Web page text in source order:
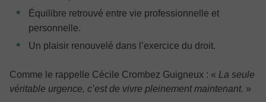
Équilibre retrouvé entre vie professionnelle et
personnelle.
Un plaisir renouvelé dans l’exercice du droit.
Comme le rappelle Cécile Crombez Guigneux : « La seule
véritable urgence, c’est de vivre pleinement maintenant. »